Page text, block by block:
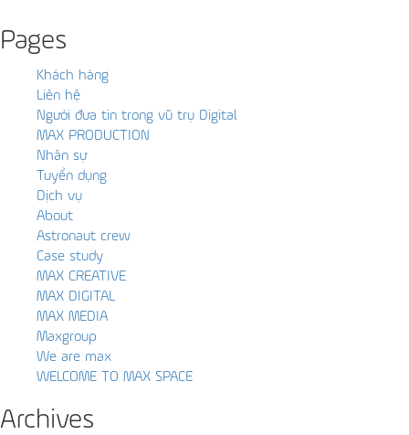
Pages
Khách hàng
Liên hệ
Người đưa tin trong vũ trụ Digital
MAX PRODUCTION
Nhân sự
Tuyển dụng
Dịch vụ
About
Astronaut crew
Case study
MAX CREATIVE
MAX DIGITAL
MAX MEDIA
Maxgroup
We are max
WELCOME TO MAX SPACE
Archives